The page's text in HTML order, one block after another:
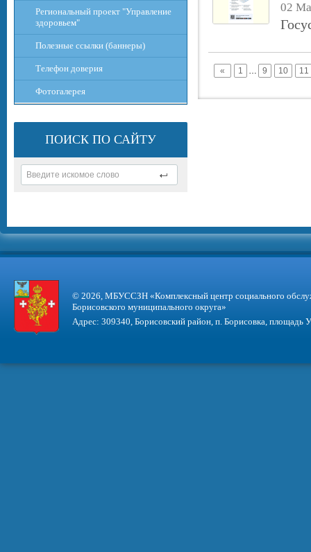
Региональный проект "Управление
здоровьем"
Полезные ссылки (баннеры)
Телефон доверия
Фотогалерея
ПОИСК ПО САЙТУ
02
« 1 … 9 10 11
© 2026, МБУССЗН «Комплексный центр социального
Борисовского муниципального округа»
Адрес: 309340, Борисовский район, п. Борисовка, площадь